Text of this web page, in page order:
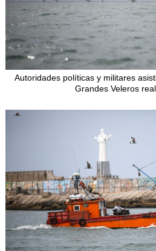
Autoridades políticas y militares
Grandes Veleros